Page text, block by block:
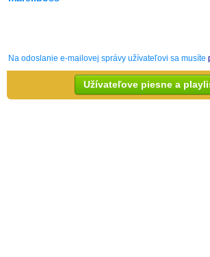
Na odoslanie e-mailovej správy užívateľovi sa musíte
Užívateľove piesne a